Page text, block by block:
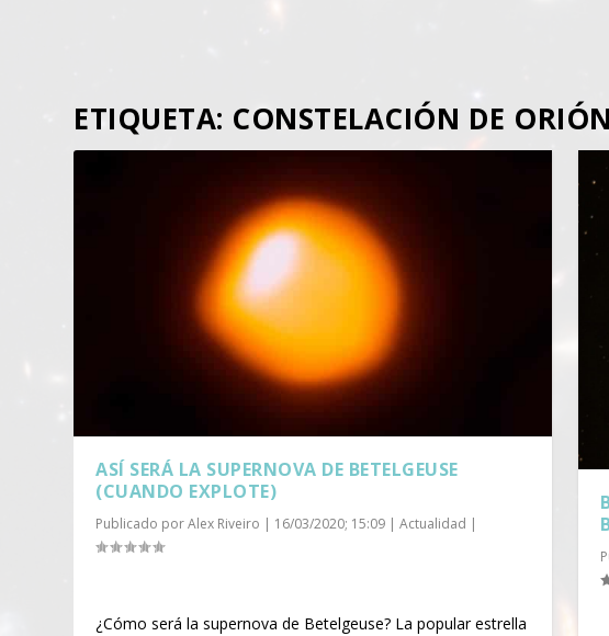
ETIQUETA: CONSTELACIÓN DE ORIÓN
ASÍ SERÁ LA SUPERNOVA DE BETELGEUSE
(CUANDO EXPLOTE)
Publicado porAlex Riveiro | 16/03/2020; 15:09 |Actualidad |
¿Cómo será la supernova de Betelgeuse? La popular estrella